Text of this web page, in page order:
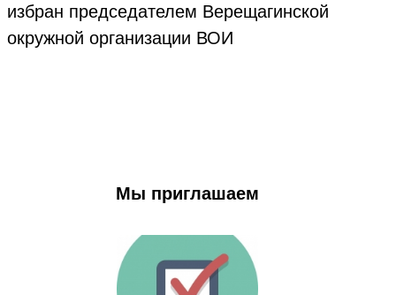
избран председателем Верещагинской
окружной организации ВОИ
Мы приглашаем